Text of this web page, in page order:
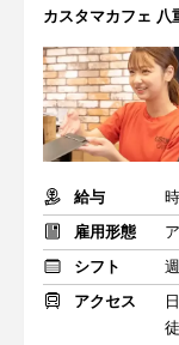
カスタマカフェ 八
給与
雇用形態
シフト
アクセス